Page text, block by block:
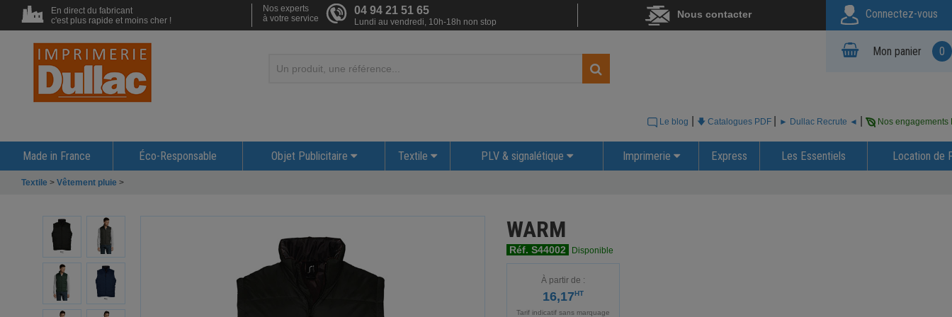
En direct du fabricant
c'est plus rapide et moins cher !
Nos experts
à votre service
04 94 21 51 65
Lundi au vendredi, 10h-18h non stop
Nous contacter Connectez-vous
Mon panier 0
Le blog 🡇 Catalogues PDF ► Dullac Recrute ◄ Nos engagements
Made in France Éco-Responsable Objet Publicitaire Textile PLV & signalétique Imprimerie Express Les Essentiels Location de
Textile > Vêtement pluie >
WARM
Réf. S44002 Disponible
À partir de :
16,17HT
Tarif indicatif sans marquage